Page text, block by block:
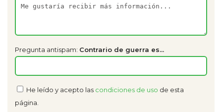
Pregunta antispam: Contrario de guerra es...
He leído y acepto las condiciones de uso de esta
página.